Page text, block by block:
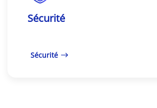
Sécurité
Sécurité